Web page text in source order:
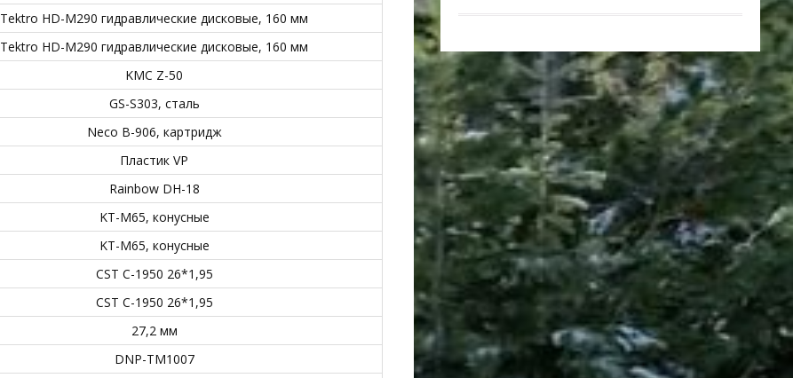
Tektro HD-M290 гидравлические дисковые, 160 мм
Tektro HD-M290 гидравлические дисковые, 160 мм
KMC Z-50
GS-S303, сталь
Neco B-906, картридж
Пластик VP
Rainbow DH-18
KT-M65, конусные
KT-M65, конусные
CST C-1950 26*1,95
CST C-1950 26*1,95
27,2 мм
DNP-TM1007